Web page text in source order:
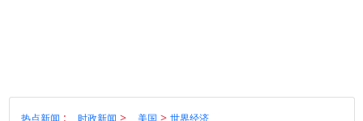
热点新闻 : 时政新闻 > 美国 > 世界经济